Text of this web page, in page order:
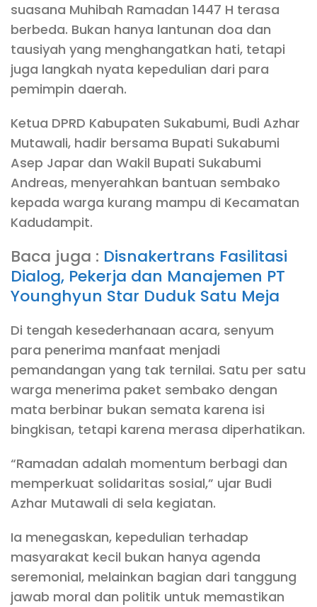
suasana Muhibah Ramadan 1447 H terasa
berbeda. Bukan hanya lantunan doa dan
tausiyah yang menghangatkan hati, tetapi
juga langkah nyata kepedulian dari para
pemimpin daerah.
Ketua DPRD Kabupaten Sukabumi, Budi Azhar
Mutawali, hadir bersama Bupati Sukabumi
Asep Japar dan Wakil Bupati Sukabumi
Andreas, menyerahkan bantuan sembako
kepada warga kurang mampu di Kecamatan
Kadudampit.
Baca juga : Disnakertrans Fasilitasi
Dialog, Pekerja dan Manajemen PT
Younghyun Star Duduk Satu Meja
Di tengah kesederhanaan acara, senyum
para penerima manfaat menjadi
pemandangan yang tak ternilai. Satu per satu
warga menerima paket sembako dengan
mata berbinar bukan semata karena isi
bingkisan, tetapi karena merasa diperhatikan.
“Ramadan adalah momentum berbagi dan
memperkuat solidaritas sosial,” ujar Budi
Azhar Mutawali di sela kegiatan.
Ia menegaskan, kepedulian terhadap
masyarakat kecil bukan hanya agenda
seremonial, melainkan bagian dari tanggung
jawab moral dan politik untuk memastikan